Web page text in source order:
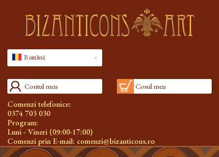
Română
Contul meu Cosul meu
Comenzi telefonice:
0374 703 030
Program:
Luni - Vineri (09:00-17:00)
Comenzi prin E-mail: comenzi@bizanticons.ro